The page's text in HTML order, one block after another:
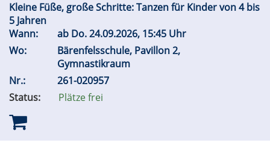
Kleine Füße, große Schritte: Tanzen für Kinder von 4 bis
5 Jahren
Wann:
ab Do.24.09.2026, 15:45 Uhr
Wo:
Bärenfelsschule, Pavillon 2,
Gymnastikraum
Nr.:
261-020957
Status:
Plätze frei